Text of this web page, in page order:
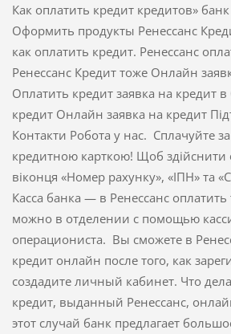
Как оплатить кредит кредитов»
Оформить продукты Ренессанс
как оплатить кредит. Ренессанс
Ренессанс Кредит тоже Онлайн
Оплатить кредит заявка на кредит в
кредит Онлайн заявка на кредит
Контакти Робота у нас. Сплачуйте
кредитною карткою! Щоб здійснити
віконця «Номер рахунку», «ІПН» та
Касса банка — в Ренессанс
можно в отделении с помощью
операциониста. Вы сможете в
кредит онлайн после того, как
создадите личный кабинет. Что
кредит, выданный Ренессанс,
этот случай банк предлагает